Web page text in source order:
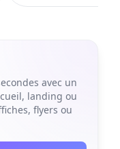
avec un
landing ou
flyers ou